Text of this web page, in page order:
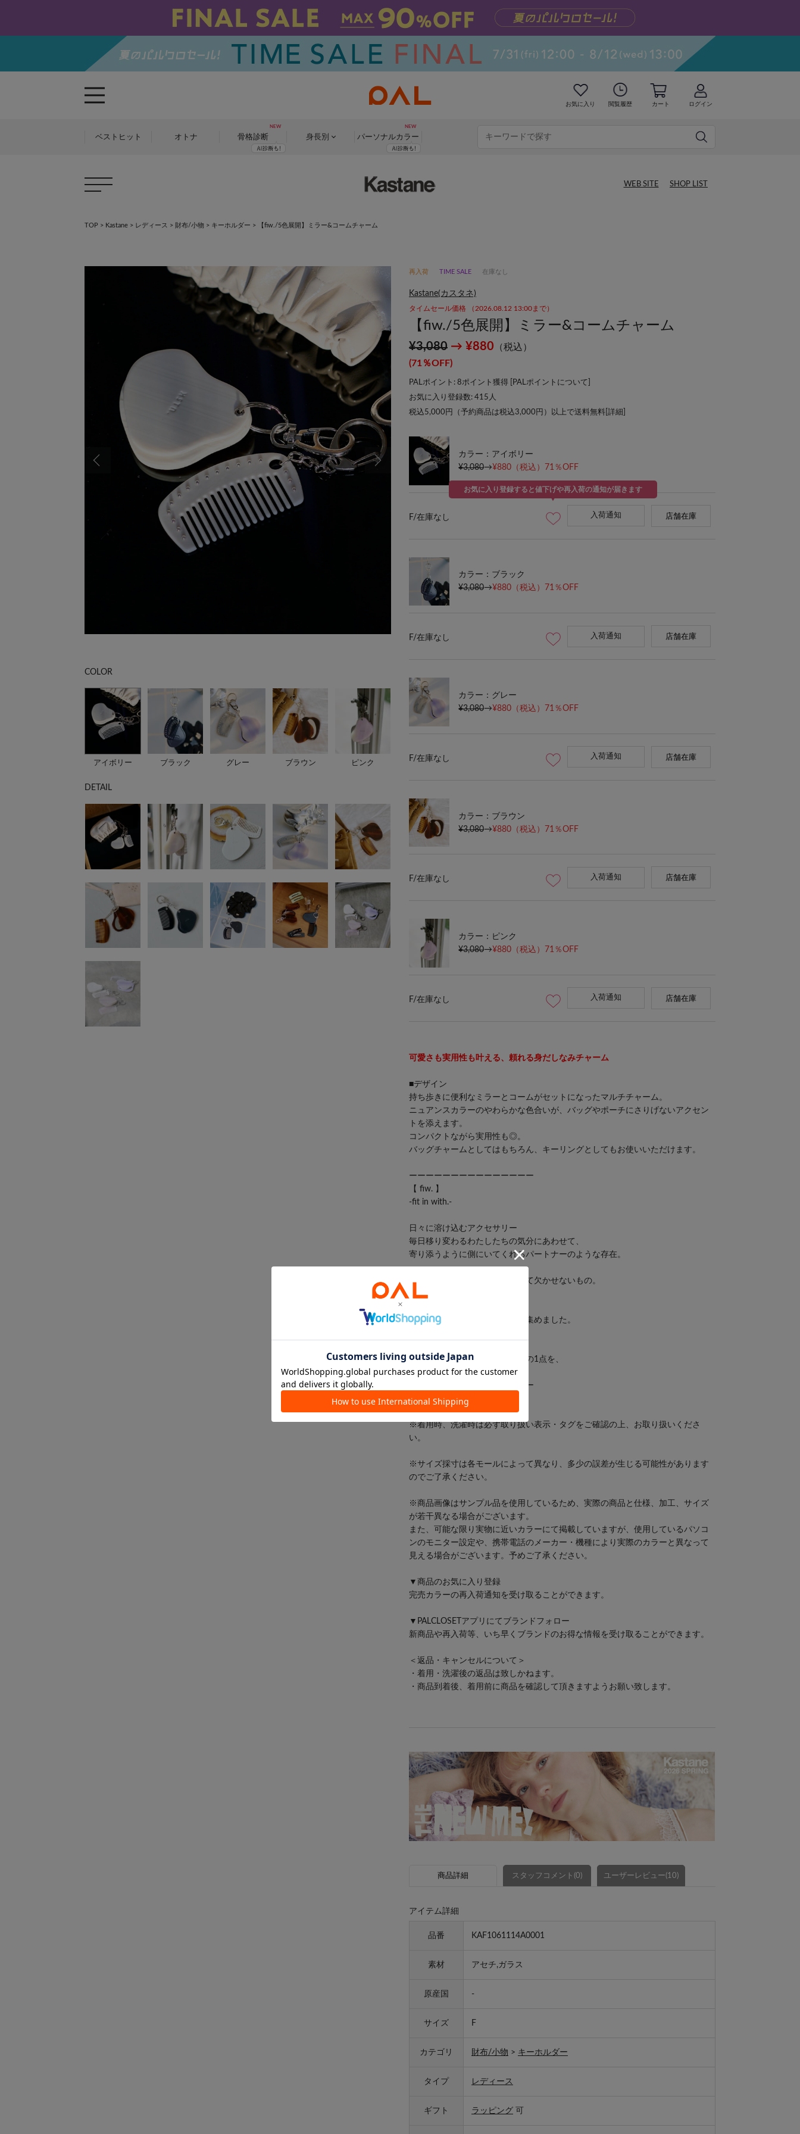
お気に入り 閲覧履歴 カート ログイン
ベストヒット オトナ 骨格診断 身長別 パーソナルカラー
WEB SITE SHOP LIST
TOP > Kastane > レディース > 財布/小物 > キーホルダー > 【fiw./5色展開】ミラー&コームチャーム
COLOR
アイボリー ブラック グレー ブラウン ピンク
DETAIL
再入荷 TIME SALE 在庫なし
Kastane(カスタネ)
タイムセール価格 （2026.08.12 13:00まで）
【fiw./5色展開】ミラー&コームチャーム
¥3,080 → ¥880 （税込）
(71％OFF)
PALポイント: 8ポイント獲得 [ PALポイントについて
お気に入り登録数: 415 人
税込5,000円（予約商品は税込3,000円）以上で送料無料[ 詳細
カラー：アイボリー
¥3,080→¥880 （税込）71％OFF
F/在庫なし
お気に入り登録すると値下げや再入荷の通知が届きます
入荷通知 店舗在庫
カラー：ブラック
¥3,080→¥880 （税込）71％OFF
F/在庫なし 入荷通知 店舗在庫
カラー：グレー
¥3,080→¥880 （税込）71％OFF
F/在庫なし 入荷通知 店舗在庫
カラー：ブラウン
¥3,080→¥880 （税込）71％OFF
F/在庫なし 入荷通知 店舗在庫
カラー：ピンク
¥3,080→¥880 （税込）71％OFF
F/在庫なし 入荷通知 店舗在庫
可愛さも実用性も叶える、頼れる身だしなみチャーム
■デザイン
持ち歩きに便利なミラーとコームがセットになったマルチチャーム。
ニュアンスカラーのやわらかな色合いが、バッグやポーチにさりげないアクセン
トを添えます。
コンパクトながら実用性も◎。
バッグチャームとしてはもちろん、キーリングとしてもお使いいただけます。
ーーーーーーーーーーーーーーー
【 fiw. 】
-fit in with.-
日々に溶け込むアクセサリー
毎日移り変わるわたしたちの気分にあわせて、
寄り添うように側にいてくれるパートナーのような存在。
気づけば身体の一部になっていて欠かせないもの。
肌馴染みのよいアクセサリーを集めました。
自分らしくいられるお気に入りの1点を、
是非見つけてください。
ーーーーーーーーーーーーーーー
【お取り扱いの注意】
※着用時、洗濯時は必ず取り扱い表示・タグをご確認の上、お取り扱いくださ
い。
※サイズ採寸は各モールによって異なり、多少の誤差が生じる可能性があります
のでご了承ください。
※商品画像はサンプル品を使用しているため、実際の商品と仕様、加工、サイズ
が若干異なる場合がございます。
また、可能な限り実物に近いカラーにて掲載していますが、使用しているパソコ
ンのモニター設定や、携帯電話のメーカー・機種により実際のカラーと異なって
見える場合がございます。予めご了承ください。
▼商品のお気に入り登録
完売カラーの再入荷通知を受け取ることができます。
▼PALCLOSETアプリにてブランドフォロー
新商品や再入荷等、いち早くブランドのお得な情報を受け取ることができます。
＜返品・キャンセルについて＞
・着用・洗濯後の返品は致しかねます。
・商品到着後、着用前に商品を確認して頂きますようお願い致します。
商品詳細 スタッフコメント(0) ユーザーレビュー(10)
アイテム詳細
品番 KAF1061114A0001
素材 アセチ,ガラス
原産国 -
サイズ F
カテゴリ 財布/小物 > キーホルダー
タイプ レディース
ギフト ラッピング 可